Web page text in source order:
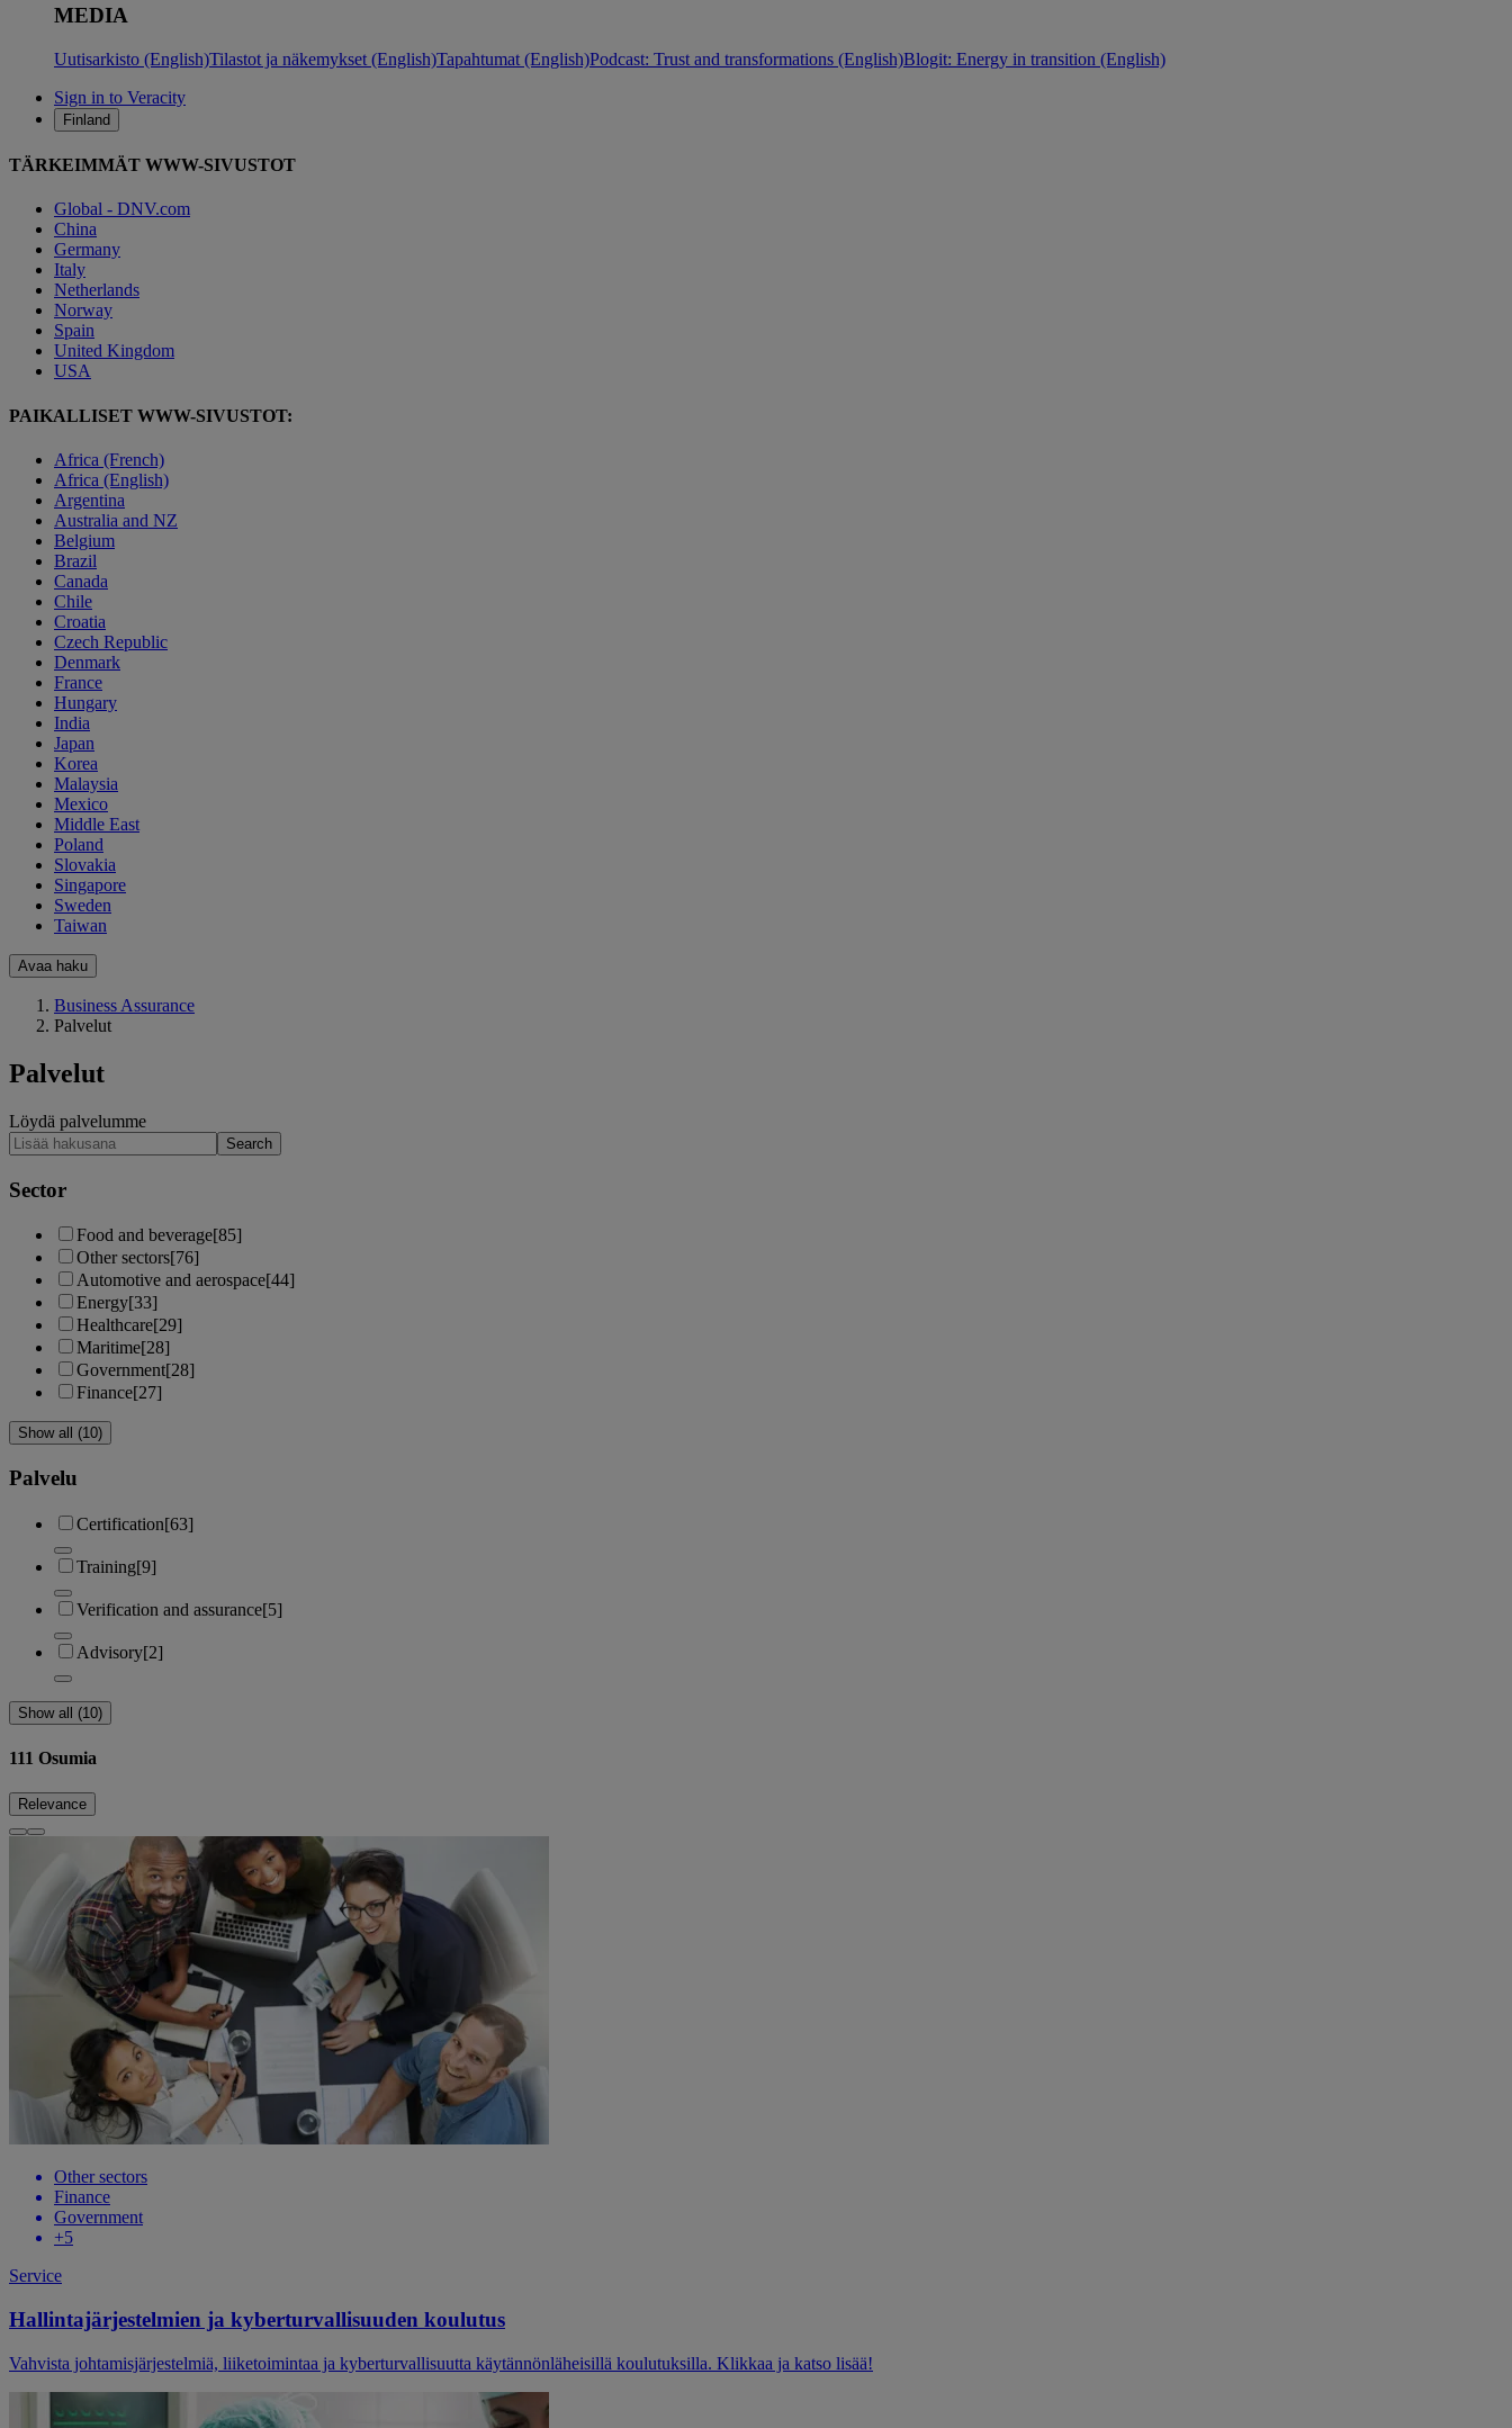
MEDIA
Uutisarkisto (English)Tilastot ja näkemykset (English)Tapahtumat (English)Podcast: Trust and transformations (English)Blogit: Energy in transition (English)
Sign in to Veracity
Finland
TÄRKEIMMÄT WWW-SIVUSTOT
Global - DNV.com
China
Germany
Italy
Netherlands
Norway
Spain
United Kingdom
USA
PAIKALLISET WWW-SIVUSTOT:
Africa (French)
Africa (English)
Argentina
Australia and NZ
Belgium
Brazil
Canada
Chile
Croatia
Czech Republic
Denmark
France
Hungary
India
Japan
Korea
Malaysia
Mexico
Middle East
Poland
Slovakia
Singapore
Sweden
Taiwan
Avaa haku
Business Assurance
Palvelut
Palvelut
Löydä palvelumme
Search
Sector
Food and beverage[85]
Other sectors[76]
Automotive and aerospace[44]
Energy[33]
Healthcare[29]
Maritime[28]
Government[28]
Finance[27]
Show all (10)
Palvelu
Certification[63]
Training[9]
Verification and assurance[5]
Advisory[2]
Show all (10)
111 Osumia
Relevance
Other sectors
Finance
Government
+5
Service
Hallintajärjestelmien ja kyberturvallisuuden koulutus
Vahvista johtamisjärjestelmiä, liiketoimintaa ja kyberturvallisuutta käytännönläheisillä koulutuksilla. Klikkaa ja katso lisää!